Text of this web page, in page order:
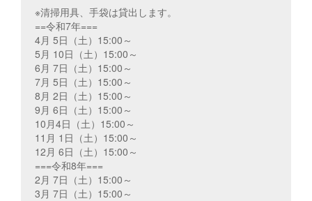
※清掃用具、手袋は貸出します。
==令和7年===
4月 5日（土）15:00～
5月 10日（土）15:00～
6月 7日（土）15:00～
7月 5日（土）15:00～
8月 2日（土）15:00～
9月 6日（土）15:00～
10月4日（土）15:00～
11月 1日（土）15:00～
12月 6日（土）15:00～
===令和8年===
2月 7日（土）15:00～
3月 7日（土）15:00～